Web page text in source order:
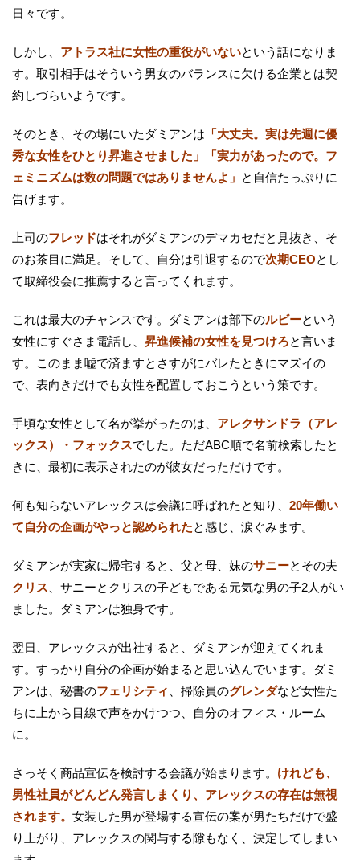
日々です。
しかし、 アトラス社に女性の重役がいないという話になりま
す。取引相手はそういう男女のバランスに欠ける企業とは契
約しづらいようです。
そのとき、その場にいたダミアンは 「大丈夫。実は先週に優
秀な女性をひとり昇進させました」「実力があったので。フ
ェミニズムは数の問題ではありませんよ」 と自信たっぷりに
告げます。
上司のフレッドはそれがダミアンのデマカセだと見抜き、そ
のお茶目に満足。そして、自分は引退するので次期CEOとし
て取締役会に推薦すると言ってくれます。
これは最大のチャンスです。ダミアンは部下のルビーという
女性にすぐさま電話し、 昇進候補の女性を見つけろと言いま
す。このまま嘘で済ますとさすがにバレたときにマズイの
で、表向きだけでも女性を配置しておこうという策です。
手頃な女性として名が挙がったのは、 アレクサンドラ（アレ
ックス）・フォックスでした。ただABC順で名前検索したと
きに、最初に表示されたのが彼女だっただけです。
何も知らないアレックスは会議に呼ばれたと知り、 20年働い
て自分の企画がやっと認められたと感じ、涙ぐみます。
ダミアンが実家に帰宅すると、父と母、妹のサニーとその夫
クリス 、サニーとクリスの子どもである元気な男の子2人がい
ました。ダミアンは独身です。
翌日、アレックスが出社すると、ダミアンが迎えてくれま
す。すっかり自分の企画が始まると思い込んでいます。ダミ
アンは、秘書のフェリシティ 、掃除員のグレンダなど女性た
ちに上から目線で声をかけつつ、自分のオフィス・ルーム
に。
さっそく商品宣伝を検討する会議が始まります。 けれども、
男性社員がどんどん発言しまくり、アレックスの存在は無視
されます。 女装した男が登場する宣伝の案が男たちだけで盛
り上がり、アレックスの関与する隙もなく、決定してしまい